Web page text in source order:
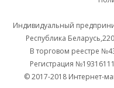
Индивидуальный
Республика
В торговом реестре
Регистрация
© 2017-2018 Интернет-